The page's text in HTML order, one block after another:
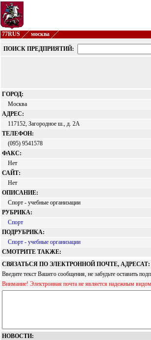
77RUS москва
ПОИСК ПРЕДПРИЯТИЙ:
ГОРОД:
Москва
АДРЕС:
117152, Загородное ш., д. 2А
ТЕЛЕФОН:
(095) 9541578
ФАКС:
Нет
САЙТ:
Нет
ОПИСАНИЕ:
Спорт - учебные организации
РУБРИКА:
Спорт
ПОДРУБРИКА:
Спорт - учебные организации
СМОТРИТЕ ТАКЖЕ:
СВЯЗАТЬСЯ ПО ЭЛЕКТРОННОЙ ПОЧТЕ, АДРЕСАТ:
Введите текст Вашего сообщения, не забудьте оставить
Внимание! Электронная почта не является надежным
НОВОСТИ: